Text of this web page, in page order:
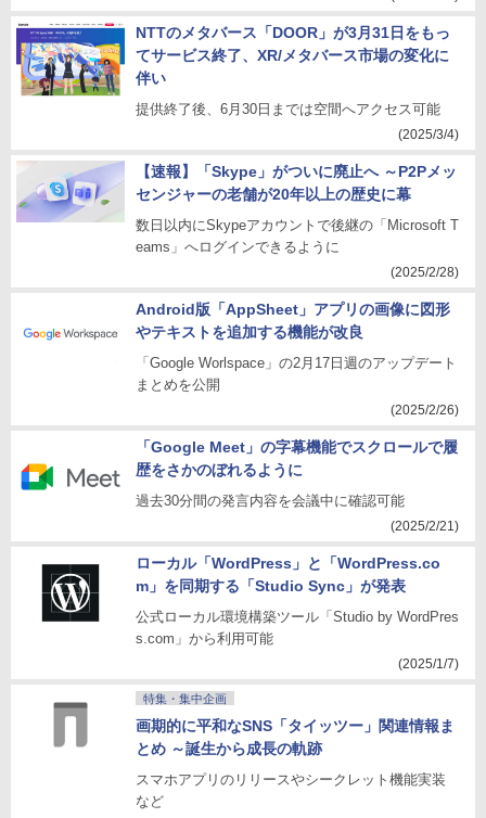
NTTのメタバース「DOOR」が3月31日をもっ
てサービス終了、XR/メタバース市場の変化に
伴い
提供終了後、6月30日までは空間へアクセス可能
(2025/3/4)
【速報】「Skype」がついに廃止へ ～P2Pメッ
センジャーの老舗が20年以上の歴史に幕
数日以内にSkypeアカウントで後継の「Microsoft T
eams」へログインできるように
(2025/2/28)
Android版「AppSheet」アプリの画像に図形
やテキストを追加する機能が改良
「Google Worlspace」の2月17日週のアップデート
まとめを公開
(2025/2/26)
「Google Meet」の字幕機能でスクロールで履
歴をさかのぼれるように
過去30分間の発言内容を会議中に確認可能
(2025/2/21)
ローカル「WordPress」と「WordPress.co
m」を同期する「Studio Sync」が発表
公式ローカル環境構築ツール「Studio by WordPres
s.com」から利用可能
(2025/1/7)
特集・集中企画
画期的に平和なSNS「タイッツー」関連情報ま
とめ ～誕生から成長の軌跡
スマホアプリのリリースやシークレット機能実装
など